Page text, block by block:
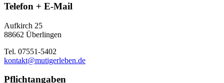
Telefon + E-Mail
Aufkirch 25
88662 Überlingen
Tel. 07551-5402
kontakt@mutigerleben.de
Pflichtangaben